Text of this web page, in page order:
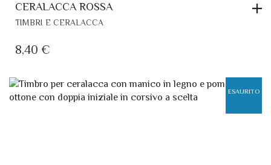
CERALACCA ROSSA
TIMBRI E CERALACCA
8,40 €
ESAURITO